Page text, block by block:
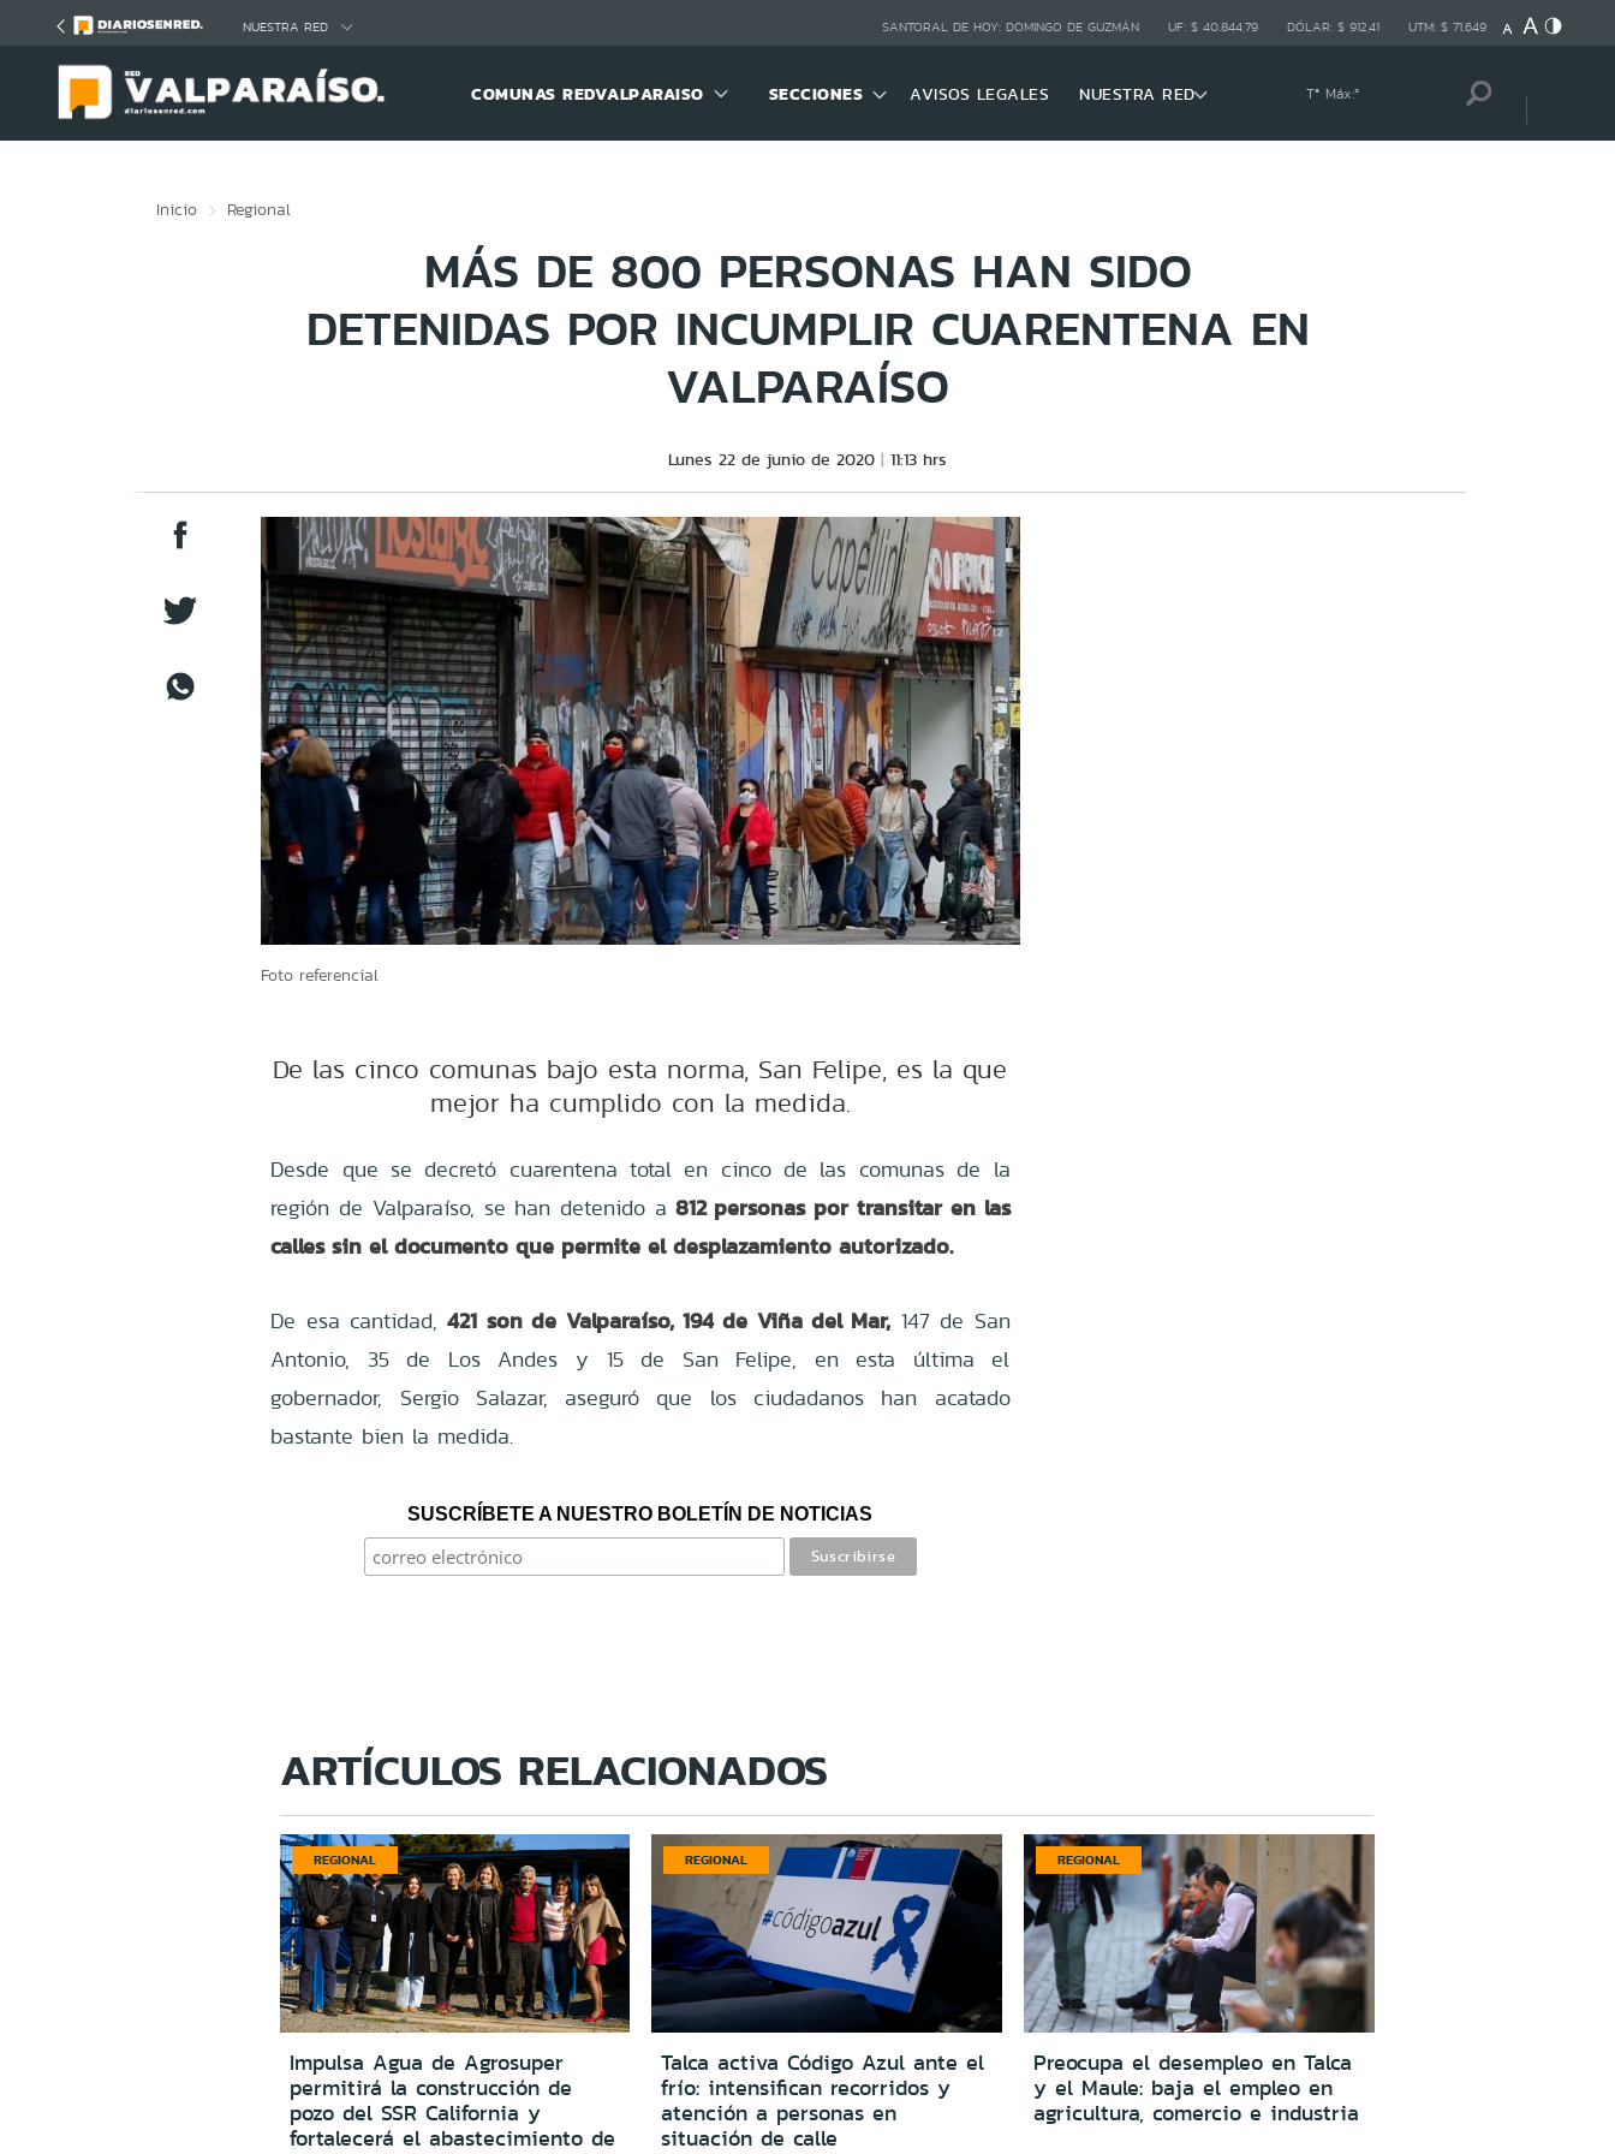
NUESTRA RED SANTORAL DE HOY: DOMINGO DE GUZMÁN UF: $ 40.844,79 DÓLAR: $ 912,41 UTM: $ 71.649
COMUNAS REDVALPARAISO SECCIONES AVISOS LEGALES NUESTRA RED Tª Máx:º
Inicio Regional
MÁS DE 800 PERSONAS HAN SIDO
DETENIDAS POR INCUMPLIR CUARENTENA EN
VALPARAÍSO
Lunes 22 de junio de 2020 11:13 hrs
Foto referencial
De las cinco comunas bajo esta norma, San Felipe, es la que
mejor ha cumplido con la medida.
Desde que se decretó cuarentena total en cinco de las comunas de la
región de Valparaíso, se han detenido a 812 personas por transitar en las
calles sin el documento que permite el desplazamiento autorizado.
De esa cantidad,421 son de Valparaíso, 194 de Viña del Mar, 147 de San
Antonio, 35 de Los Andes y 15 de San Felipe, en esta última el
gobernador, Sergio Salazar, aseguró que los ciudadanos han acatado
bastante bien la medida.
SUSCRÍBETE A NUESTRO BOLETÍN DE NOTICIAS
ARTÍCULOS RELACIONADOS
REGIONAL
Impulsa Agua de Agrosuper
permitirá la construcción de
pozo del SSR California y
fortalecerá el abastecimiento de
REGIONAL
Talca activa Código Azul ante el
frío: intensifican recorridos y
atención a personas en
situación de calle
REGIONAL
Preocupa el desempleo en Talca
y el Maule: baja el empleo en
agricultura, comercio e industria